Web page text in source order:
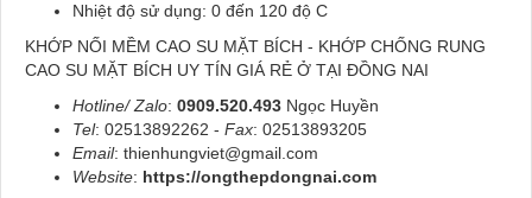
Nhiệt độ sử dụng: 0 đến 120 độ C
KHỚP NỐI MỀM CAO SU MẶT BÍCH - KHỚP CHỐNG RUNG
CAO SU MẶT BÍCH UY TÍN GIÁ RẺ Ở TẠI ĐỒNG NAI
Hotline/ Zalo: 0909.520.493 Ngọc Huyền
Tel: 02513892262 - Fax: 02513893205
Email: thienhungviet@gmail.com
Website: https://ongthepdongnai.com